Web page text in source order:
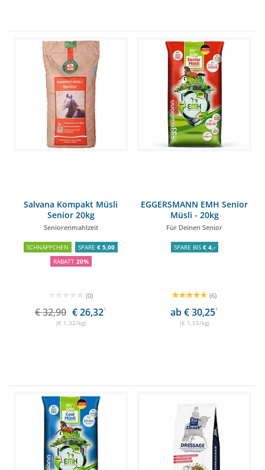
Salvana Kompakt Müsli
Senior 20kg
Seniorenmahlzeit
SCHNÄPPCHEN SPARE € 5,00
RABATT 20%
(0)
€ 32,90 € 26,321
(€ 1,32/kg)
EGGERSMANN EMH Senior
Müsli - 20kg
Für Deinen Senior
SPARE BIS € 4,-
(6)
ab € 30,251
(€ 1,55/kg)